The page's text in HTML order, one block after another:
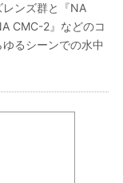
ンズ群と『NA
CMC-2』などのコ
るシーンでの水中